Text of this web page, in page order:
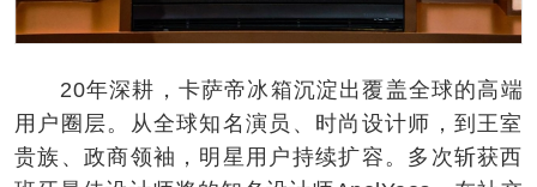
20年深耕，卡萨帝冰箱沉淀出覆盖全球的高端
用户圈层。从全球知名演员、时尚设计师，到王室
贵族、政商领袖，明星用户持续扩容。多次斩获西